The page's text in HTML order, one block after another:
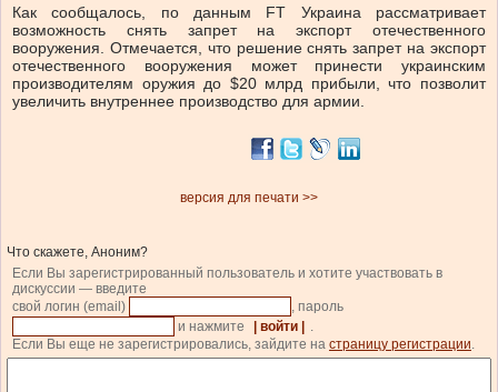
Как сообщалось, по данным FT Украина рассматривает
возможность снять запрет на экспорт отечественного
вооружения. Отмечается, что решение снять запрет на экспорт
отечественного вооружения может принести украинским
производителям оружия до $20 млрд прибыли, что позволит
увеличить внутреннее производство для армии.
версия для печати >>
Что скажете, Аноним?
Если Вы зарегистрированный пользователь и хотите участвовать в
дискуссии — введите
свой логин (email)
, пароль
и нажмите
| войти |
.
Если Вы еще не зарегистрировались, зайдите на страницу регистрации.